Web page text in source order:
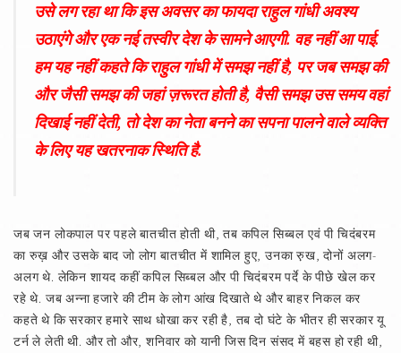
उसे लग रहा था कि इस अवसर का फायदा राहुल गांधी अवश्य
उठाएंगे और एक नई तस्वीर देश के सामने आएगी. वह नहीं आ पाई.
हम यह नहीं कहते कि राहुल गांधी में समझ नहीं है, पर जब समझ की
और जैसी समझ की जहां ज़रूरत होती है, वैसी समझ उस समय वहां
दिखाई नहीं देती, तो देश का नेता बनने का सपना पालने वाले व्यक्ति
के लिए यह खतरनाक स्थिति है.
जब जन लोकपाल पर पहले बातचीत होती थी, तब कपिल सिब्बल एवं पी चिदंबरम
का रुख़ और उसके बाद जो लोग बातचीत में शामिल हुए, उनका रु़ख, दोनों अलग-
अलग थे. लेकिन शायद कहीं कपिल सिब्बल और पी चिदंबरम पर्दे के पीछे खेल कर
रहे थे. जब अन्ना हजारे की टीम के लोग आंख दिखाते थे और बाहर निकल कर
कहते थे कि सरकार हमारे साथ धोखा कर रही है, तब दो घंटे के भीतर ही सरकार यू
टर्न ले लेती थी. और तो और, शनिवार को यानी जिस दिन संसद में बहस हो रही थी,